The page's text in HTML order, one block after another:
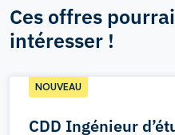
Ces offres
intéresser !
CDD Ingénieur
NOUVEAU